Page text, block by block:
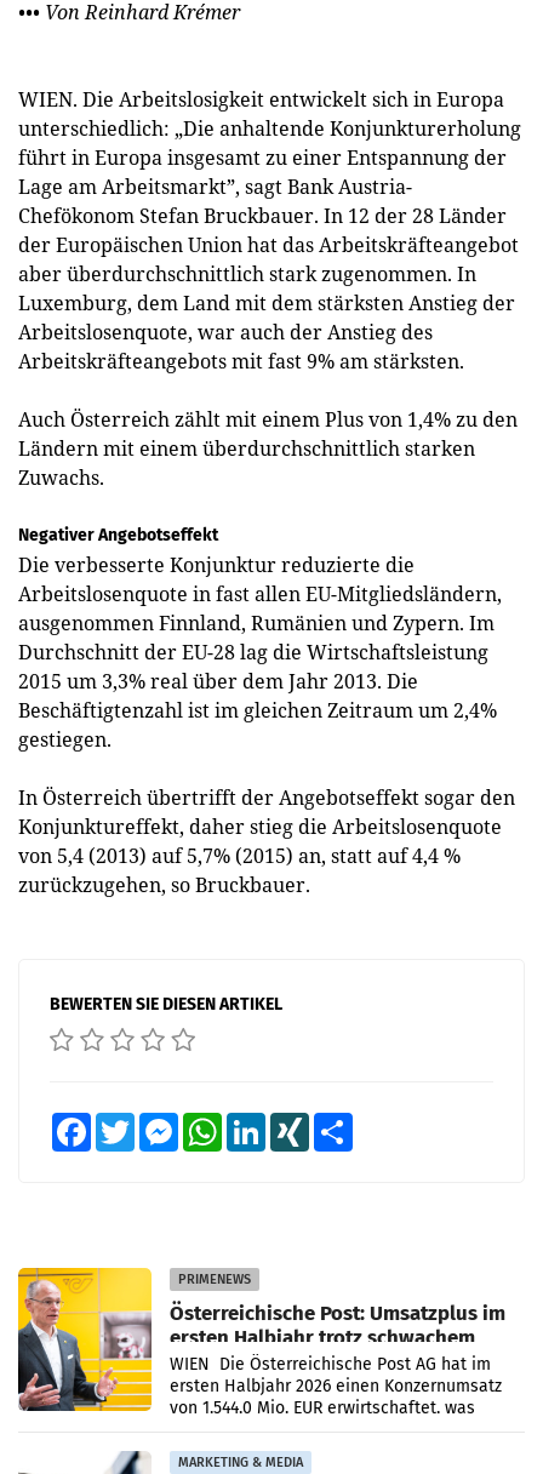
••• Von Reinhard Krémer
WIEN. Die Arbeitslosigkeit entwickelt sich in Europa
unterschiedlich: „Die anhaltende Konjunkturerholung
führt in Europa insgesamt zu einer Entspannung der
Lage am Arbeitsmarkt”, sagt Bank Austria-
Chefökonom ­Stefan Bruckbauer. In 12 der 28 Länder
der Europäischen Union hat das Arbeitskräfteangebot
aber überdurchschnittlich stark zugenommen. In
Luxemburg, dem Land mit dem stärksten Anstieg der
Arbeitslosenquote, war auch der Anstieg des
Arbeitskräfteangebots mit fast 9% am stärksten.
Auch Österreich zählt mit einem Plus von 1,4% zu den
Ländern mit einem überdurchschnittlich starken
Zuwachs.
Negativer Angebotseffekt
Die verbesserte Konjunktur reduzierte die
Arbeitslosenquote in fast allen EU-Mitgliedsländern,
ausgenommen Finnland, Rumänien und Zypern. Im
Durchschnitt der EU-28 lag die Wirtschaftsleistung
2015 um 3,3% real über dem Jahr 2013. Die
Beschäftigtenzahl ist im gleichen Zeitraum um 2,4%
gestiegen.
In Österreich übertrifft der Angebotseffekt sogar den
Konjunktureffekt, daher stieg die Arbeitslosenquote
von 5,4 (2013) auf 5,7% (2015) an, statt auf 4,4 %
zurückzugehen, so Bruckbauer.
BEWERTEN SIE DIESEN ARTIKEL
FacebookTwitter MessengerWhatsAppLinkedInXING
PRIMENEWS
Österreichische Post: Umsatzplus im
ersten Halbjahr trotz schwachem
Briefgeschäft
WIEN Die Österreichische Post AG hat im
ersten Halbjahr 2026 einen Konzernumsatz
von 1.544,0 Mio. EUR erwirtschaftet, was
einem Plus von 3,8 Prozent gegenüber dem
Vergleichszeitraum
MARKETING & MEDIA